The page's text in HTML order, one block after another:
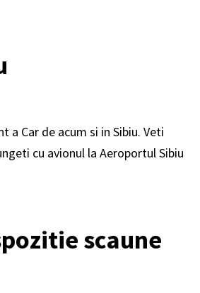
a Car de acum si in Sibiu. Veti
cu avionul la Aeroportul Sibiu
scaune